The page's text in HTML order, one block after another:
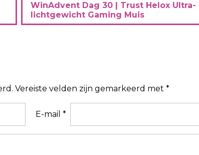
WinAdvent Dag 30 | Trust Helox Ultra-
lichtgewicht Gaming Muis
Vereiste velden zijn gemarkeerd met *
E-mail *